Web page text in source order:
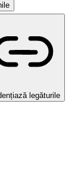
legăturile